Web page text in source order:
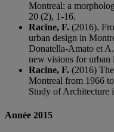
Montreal: a
20 (2), 1-16.
Racine, F. (2016).
urban design in
Donatella-Amato et
new visions for
Racine, F. (2016)
Montreal from 1966
Study of Architecture
Année 2015